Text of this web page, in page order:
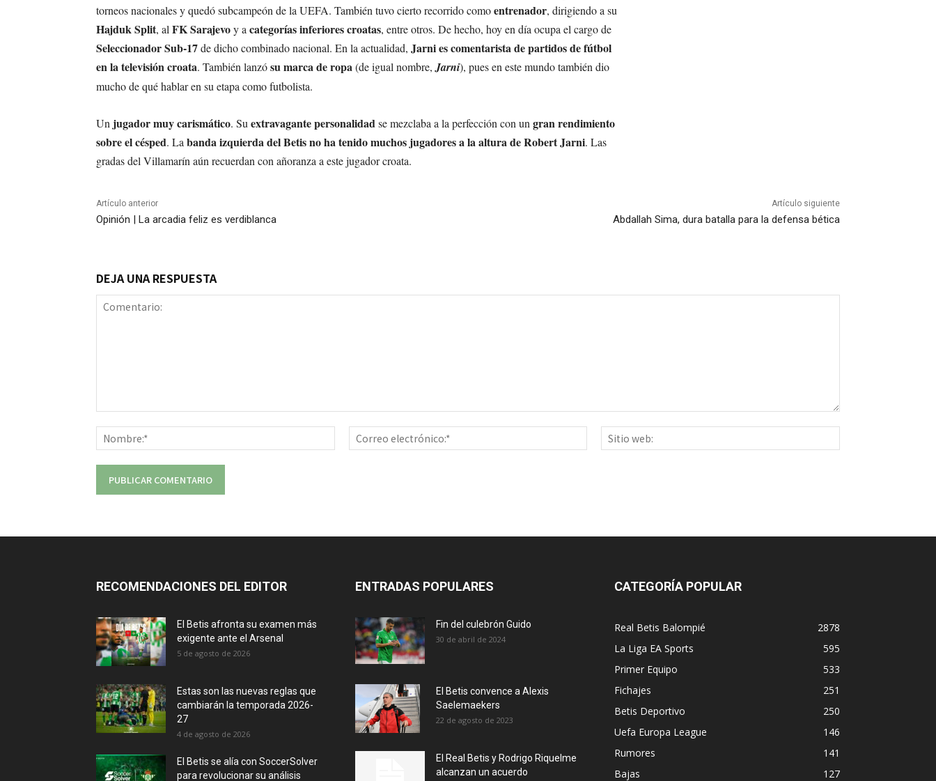
torneos nacionales y quedó subcampeón de la UEFA. También tuvo cierto recorrido comoentrenador, dirigiendo a su
Hajduk Split, alFK Sarajevoy acategorías inferiores croatas, entre otros. De hecho, hoy en día ocupa el cargo de
Seleccionador Sub-17de dicho combinado nacional. En la actualidad, Jarni es comentarista de partidos de fútbol
en la televisión croata. También lanzósu marca de ropa(de igual nombre,Jarni), pues en este mundo también dio
mucho de qué hablar en su etapa como futbolista.
Un jugador muy carismático. Suextravagante personalidadse mezclaba a la perfección con ungran rendimiento
sobre el césped. Labanda izquierda del Betis no ha tenido muchos jugadores a la altura de Robert Jarni. Las
gradas del Villamarín aún recuerdan con añoranza a este jugador croata.
Artículo anterior
Opinión | La arcadia feliz es verdiblanca
Artículo siguiente
Abdallah Sima, dura batalla para la defensa bética
DEJA UNA RESPUESTA
Nombre:*
Correo
electrónico:*
web:
RECOMENDACIONES DEL EDITOR
El Betis afronta su examen más
exigente ante el Arsenal
5 de agosto de 2026
Estas son las nuevas reglas que
cambiarán la temporada 2026-
27
4 de agosto de 2026
El Betis se alía con SoccerSolver
para revolucionar su análisis
ENTRADAS POPULARES
Fin del culebrón Guido
30 de abril de 2024
El Betis convence a Alexis
Saelemaekers
22 de agosto de 2023
El Real Betis y Rodrigo Riquelme
alcanzan un acuerdo
CATEGORÍA POPULAR
Real Betis Balompié
2878
La Liga EA Sports
595
Primer Equipo
533
Fichajes
251
Betis Deportivo
250
Uefa Europa League
146
Rumores
141
Bajas
127